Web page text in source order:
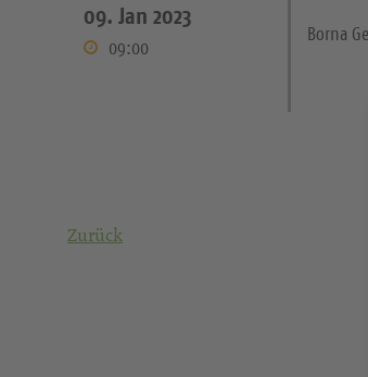
09. Jan 2023
09:00
Borna
Zurück